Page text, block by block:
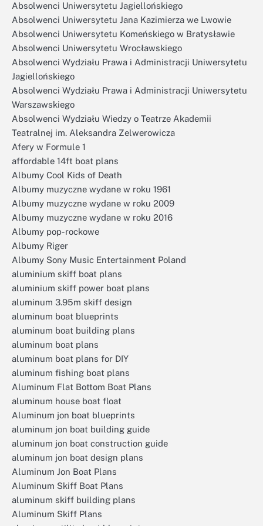
Absolwenci Uniwersytetu Jagiellońskiego
Absolwenci Uniwersytetu Jana Kazimierza we Lwowie
Absolwenci Uniwersytetu Komeńskiego w Bratysławie
Absolwenci Uniwersytetu Wrocławskiego
Absolwenci Wydziału Prawa i Administracji Uniwersytetu
Jagiellońskiego
Absolwenci Wydziału Prawa i Administracji Uniwersytetu
Warszawskiego
Absolwenci Wydziału Wiedzy o Teatrze Akademii
Teatralnej im. Aleksandra Zelwerowicza
Afery w Formule 1
affordable 14ft boat plans
Albumy Cool Kids of Death
Albumy muzyczne wydane w roku 1961
Albumy muzyczne wydane w roku 2009
Albumy muzyczne wydane w roku 2016
Albumy pop-rockowe
Albumy Riger
Albumy Sony Music Entertainment Poland
aluminium skiff boat plans
aluminium skiff power boat plans
aluminum 3.95m skiff design
aluminum boat blueprints
aluminum boat building plans
aluminum boat plans
aluminum boat plans for DIY
aluminum fishing boat plans
Aluminum Flat Bottom Boat Plans
aluminum house boat float
Aluminum jon boat blueprints
aluminum jon boat building guide
aluminum jon boat construction guide
aluminum jon boat design plans
Aluminum Jon Boat Plans
Aluminum Skiff Boat Plans
aluminum skiff building plans
Aluminum Skiff Plans